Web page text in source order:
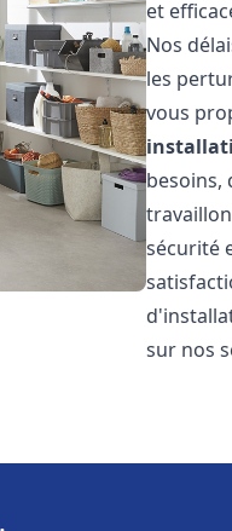
et
Nos
les
vous
besoins,
sécurité
sur nos